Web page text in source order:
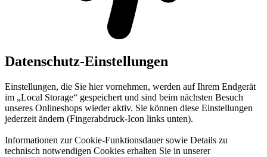
Datenschutz-Einstellungen
Einstellungen, die Sie hier vornehmen, werden auf Ihrem Endgerät
im „Local Storage“ gespeichert und sind beim nächsten Besuch
unseres Onlineshops wieder aktiv. Sie können diese Einstellungen
jederzeit ändern (Fingerabdruck-Icon links unten).
Informationen zur Cookie-Funktionsdauer sowie Details zu
technisch notwendigen Cookies erhalten Sie in unserer